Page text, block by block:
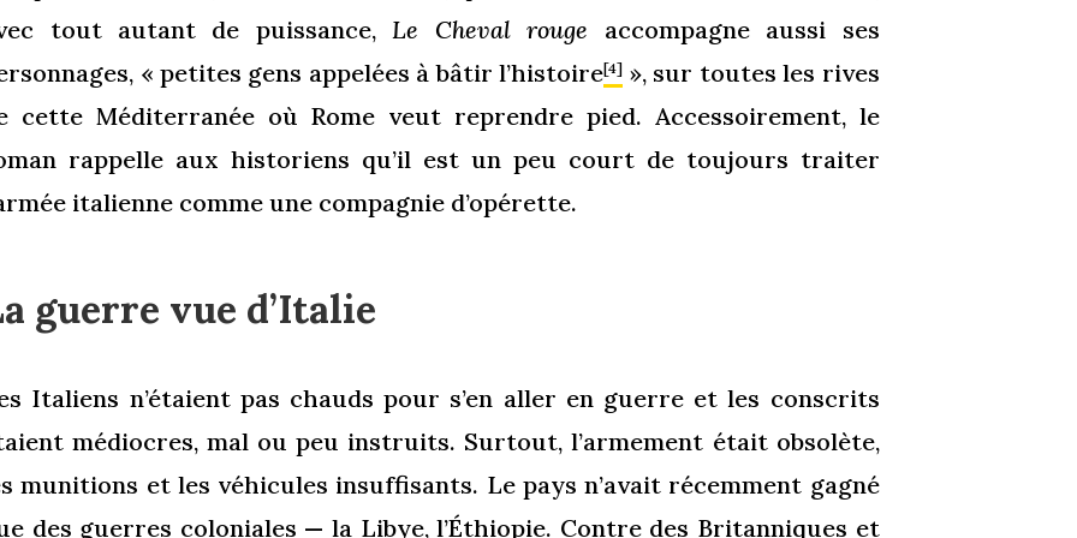
tout autant de puissance,Le Cheval rouge accompagne aussi ses
« petites gens appelées à bâtir l’histoire[4] », sur toutes les rives
cette Méditerranée où Rome veut reprendre pied. Accessoirement, le
rappelle aux historiens qu’il est un peu court de toujours traiter
italienne comme une compagnie d’opérette.
guerre vue d’Italie
Italiens n’étaient pas chauds pour s’en aller en guerre et les conscrits
médiocres, mal ou peu instruits. Surtout, l’armement était obsolète,
munitions et les véhicules insuffisants. Le pays n’avait récemment gagné
des guerres coloniales — la Libye, l’Éthiopie. Contre des Britanniques et